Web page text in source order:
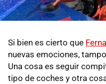
Si bien es cierto que
nuevas emociones,
Una cosa es seguir
tipo de coches y otra